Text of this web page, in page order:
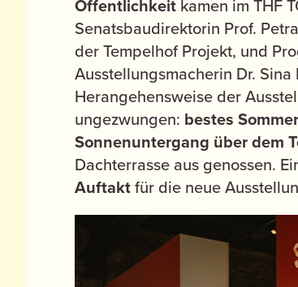
Öffentlichkeit kamen im THF
Senatsbaudirektorin Prof.
der Tempelhof Projekt, und
Ausstellungsmacherin Dr.
Herangehensweise der
ungezwungen: bestes
Sonnenuntergang über dem
Dachterrasse aus genossen.
Auftaktfür die neue